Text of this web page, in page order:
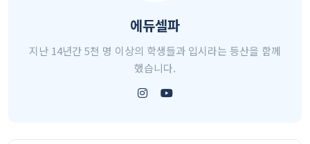
에듀셀파
지난 14년간 5천 명 이상의 학생들과 입시라는 등산을 함께
했습니다.